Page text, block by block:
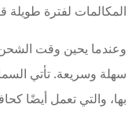
المكالمات لفترة طويلة
سهلة وسريعة. تأتي
بها، والتي تعمل أيضًا